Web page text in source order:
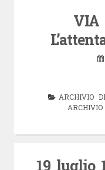
VIA
ARCHIVIO
19 luglio